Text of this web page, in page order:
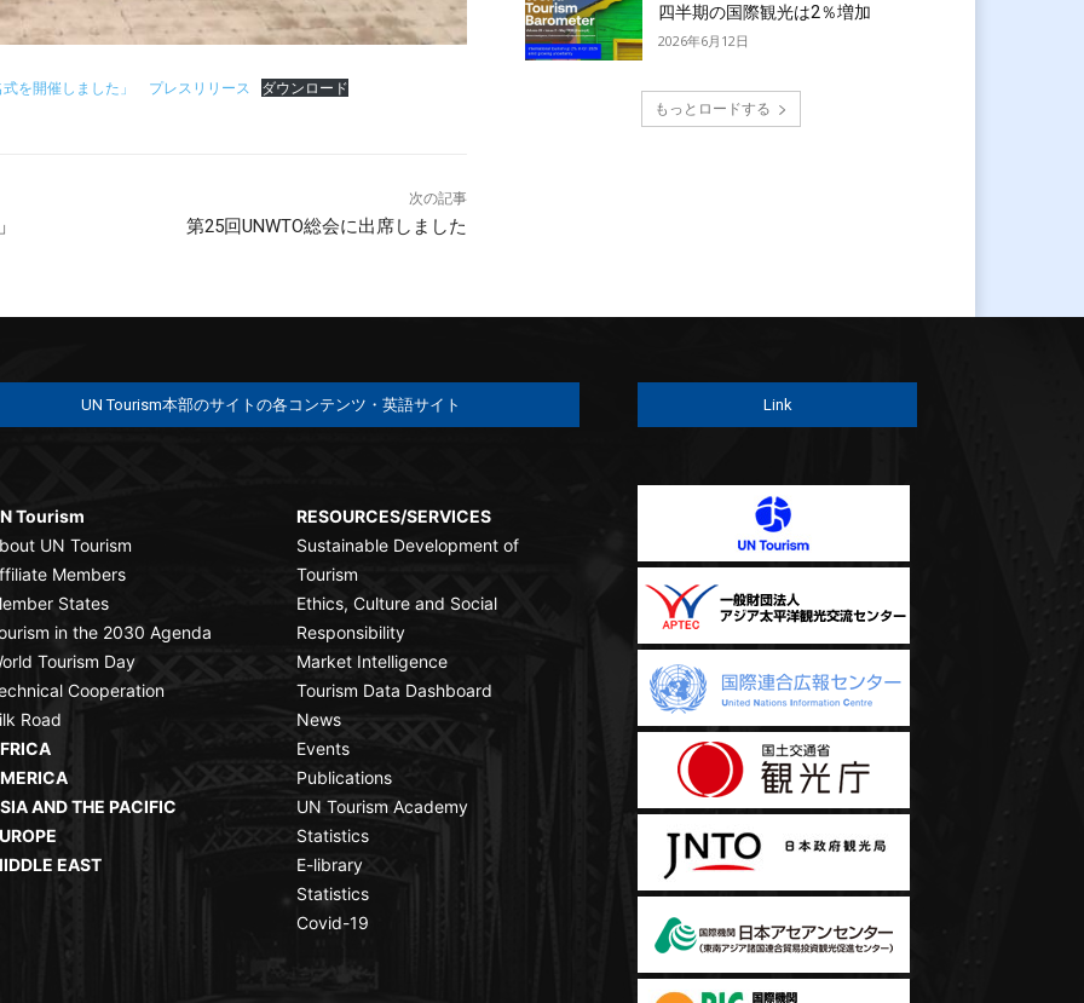
を開催しました」 プレスリリース ダウンロード
次の記事
第25回UNWTO総会に出席しました
四半期の国際観光は2％増加
2026年6月12日
もっとロードする
UN Tourism本部のサイトの各コンテンツ・英語サイト
Tourism
UN Tourism
Members
States
in the 2030 Agenda
Tourism Day
Cooperation
Road
AND THE PACIFIC
EAST
RESOURCES/SERVICES
Sustainable Development of
Tourism
Ethics, Culture and Social
Responsibility
Market Intelligence
Tourism Data Dashboard
News
Events
Publications
UN Tourism Academy
Statistics
E-library
Statistics
Covid-19
Link